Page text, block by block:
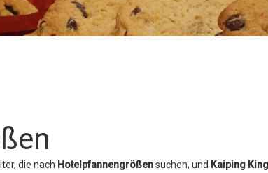
die nach Hotelpfannengrößensuchen, und Kaiping